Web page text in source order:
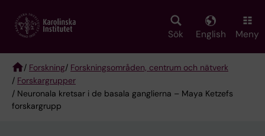
main
Sök English Meny
Breadcrumb
/ Forskning/ Forskningsområden, centrum och nätverk
/ Forskargrupper
/ Neuronala kretsar i de basala ganglierna – Maya Ketzefs
forskargrupp